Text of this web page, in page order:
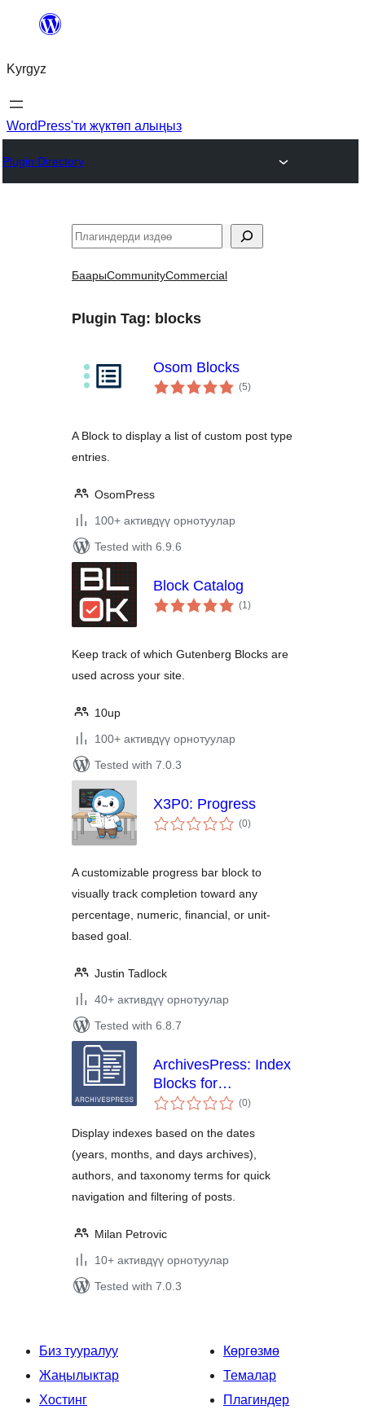
Мазмунга
Kyrgyz
WordPress'ти жүктөп алыңыз
Plugin Directory
Издөө
БаарыCommunityCommercial
Plugin Tag: blocks
Osom Blocks
(5total
ratings
)
A Block to display a list of custom post type
entries.
OsomPress
100+ активдүү орнотуулар
Tested with 6.9.6
Block Catalog
(1total
ratings
)
Keep track of which Gutenberg Blocks are
used across your site.
10up
100+ активдүү орнотуулар
Tested with 7.0.3
X3P0: Progress
(0total
ratings
)
A customizable progress bar block to
visually track completion toward any
percentage, numeric, financial, or unit-
based goal.
Justin Tadlock
40+ активдүү орнотуулар
Tested with 6.8.7
ArchivesPress: Index
Blocks for
WordPress
(0total
ratings
)
Display indexes based on the dates
(years, months, and days archives),
authors, and taxonomy terms for quick
navigation and filtering of posts.
Milan Petrovic
10+ активдүү орнотуулар
Tested with 7.0.3
Биз тууралуу
Жаңылыктар
Хостинг
Көргөзмө
Темалар
Плагиндер